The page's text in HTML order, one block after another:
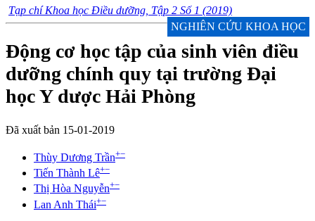
Tạp chí Khoa học Điều dưỡng, Tập 2 Số 1 (2019)
NGHIÊN CỨU KHOA HỌC
Động cơ học tập của sinh viên điều
dưỡng chính quy tại trường Đại
học Y dược Hải Phòng
Đã xuất bản 15-01-2019
Thùy Dương Trần+−
Tiến Thành Lê+−
Thị Hòa Nguyễn+−
Lan Anh Thái+−